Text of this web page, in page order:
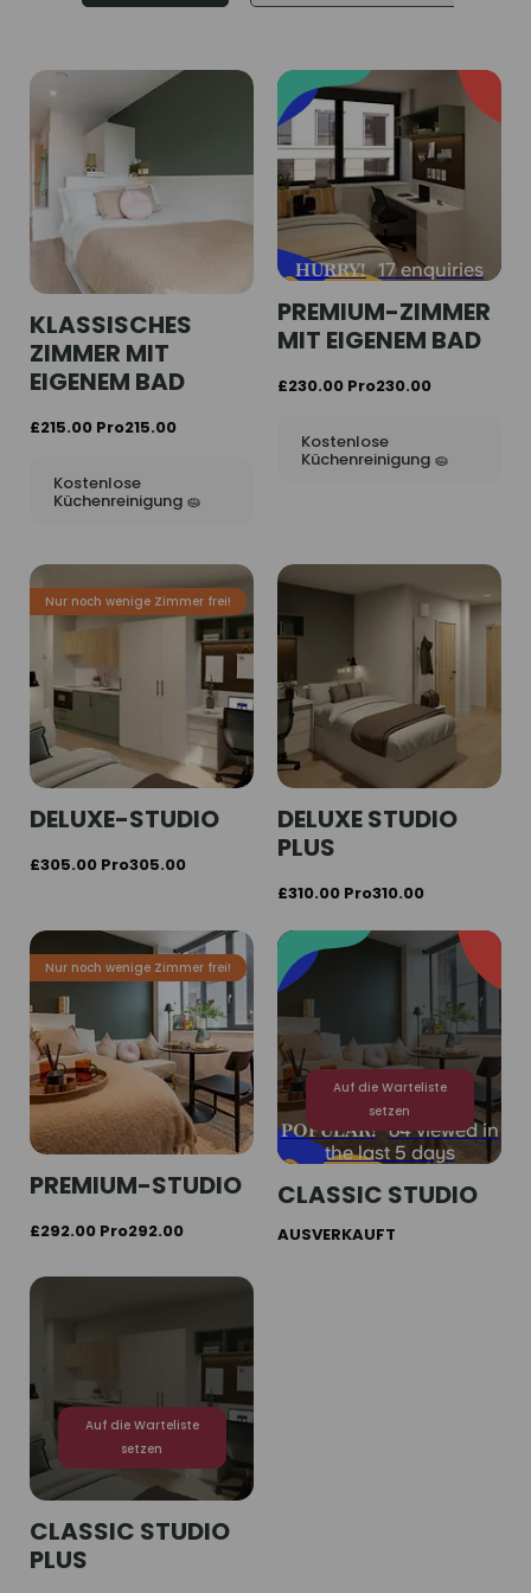
KLASSISCHES
ZIMMER MIT
EIGENEM BAD
£215.00 Pro215.00
Kostenlose
Küchenreinigung 🧽
HURRY! 17 enquiries
PREMIUM-ZIMMER
MIT EIGENEM BAD
£230.00 Pro230.00
Kostenlose
Küchenreinigung 🧽
Nur noch wenige Zimmer frei!
DELUXE-STUDIO
£305.00 Pro305.00
DELUXE STUDIO
PLUS
£310.00 Pro310.00
Nur noch wenige Zimmer frei!
PREMIUM-STUDIO
£292.00 Pro292.00
POPULAR! 64 viewed in
the last 5 days
Auf die Warteliste
setzen
CLASSIC STUDIO
AUSVERKAUFT
Auf die Warteliste
setzen
CLASSIC STUDIO
PLUS